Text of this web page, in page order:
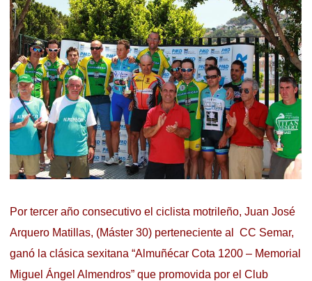
Por tercer año consecutivo el ciclista motrileño, Juan José
Arquero Matillas, (Máster 30) perteneciente al CC Semar,
ganó la clásica sexitana “Almuñécar Cota 1200 – Memorial
Miguel Ángel Almendros” que promovida por el Club